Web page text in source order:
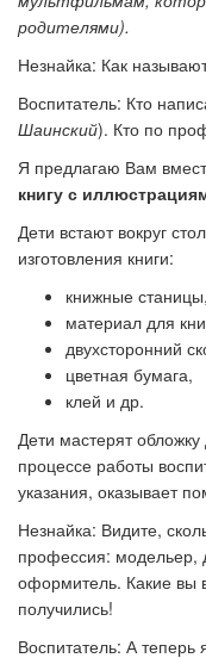
родителями).
Незнайка: Как
Воспитатель: Кто
Шаинский). Кто по
Я предлагаю Вам
книгу с
Дети встают вокруг
изготовления книги:
книжные
материал для
двухсторонний
цветная бумага,
клей и др.
Дети мастерят
процессе работы
указания, оказывает
Незнайка: Видите,
профессия: модельер,
оформитель. Какие вы
получились!
Воспитатель: А теперь